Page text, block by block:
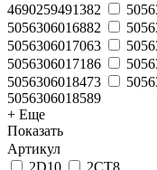
4690259491382
5056306016882
5056306017063
5056306017186
5056306018473
5056306018589
+ Еще
Показать
Артикул
2D10
2СТ8